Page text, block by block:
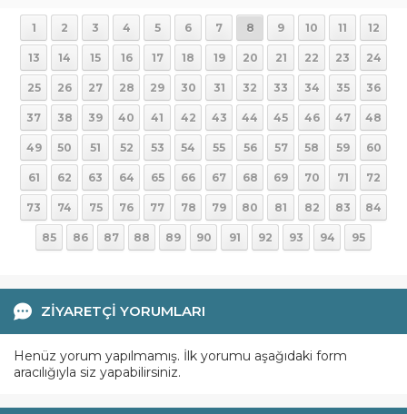
1 2 3 4 5 6 7 8 9 10 11 12
13 14 15 16 17 18 19 20 21 22 23 24
25 26 27 28 29 30 31 32 33 34 35 36
37 38 39 40 41 42 43 44 45 46 47 48
49 50 51 52 53 54 55 56 57 58 59 60
61 62 63 64 65 66 67 68 69 70 71 72
73 74 75 76 77 78 79 80 81 82 83 84
85 86 87 88 89 90 91 92 93 94 95
ZİYARETÇİ YORUMLARI
Henüz yorum yapılmamış. İlk yorumu aşağıdaki form
aracılığıyla siz yapabilirsiniz.